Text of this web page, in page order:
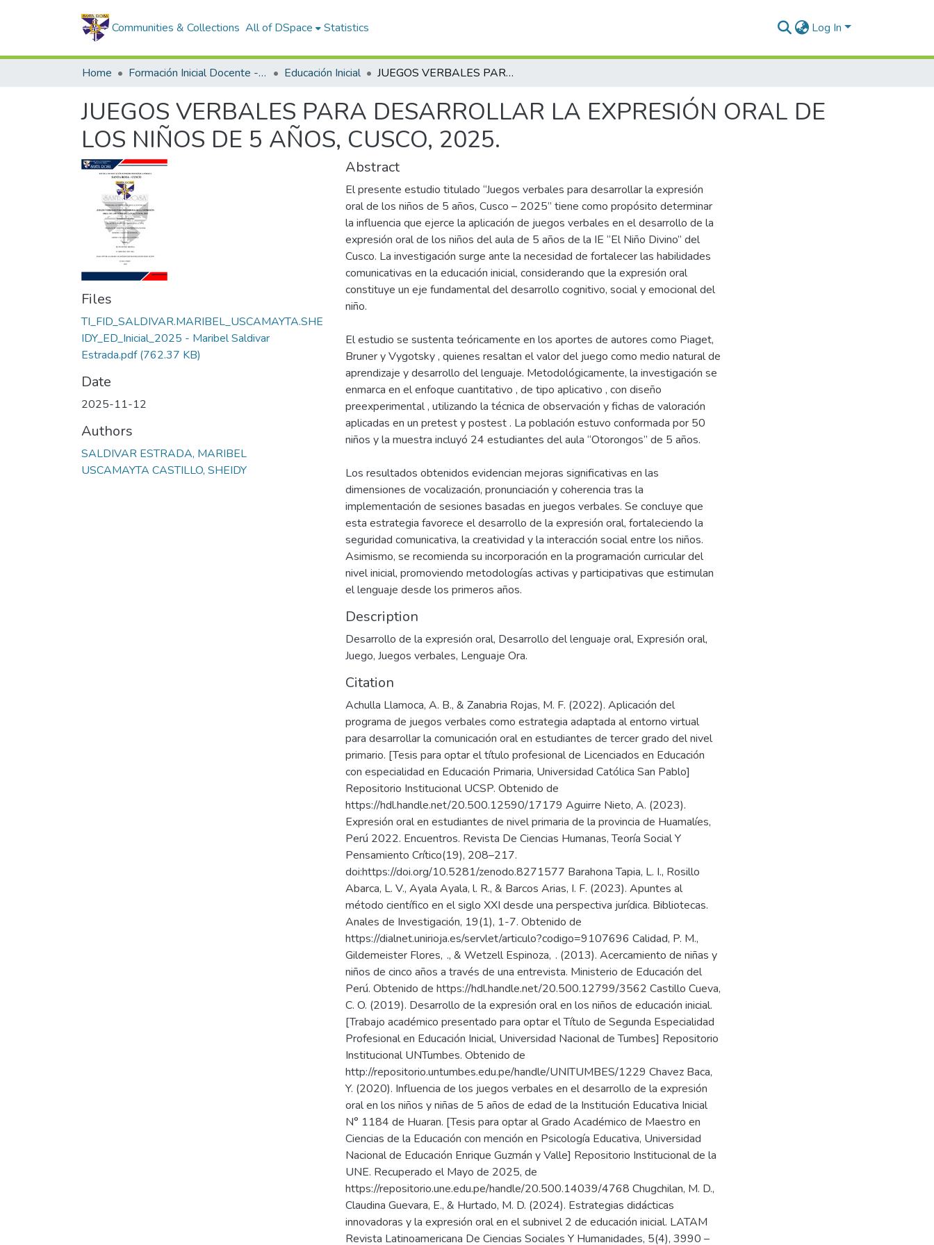
Communities & Collections All of DSpace Statistics Log In
Home Formación Inicial Docente - Trabajos de investigación Educación Inicial JUEGOS VERBALES PARA DESARROLLAR LA EXPRESIÓN ORAL DE LOS NIÑOS DE 5 AÑOS, CUSCO, 2025.
JUEGOS VERBALES PARA DESARROLLAR LA EXPRESIÓN ORAL DE
LOS NIÑOS DE 5 AÑOS, CUSCO, 2025.
Files
TI_FID_SALDIVAR.MARIBEL_USCAMAYTA.SHE
IDY_ED_Inicial_2025 - Maribel Saldivar
Estrada.pdf(762.37 KB)
Date
2025-11-12
Authors
SALDIVAR ESTRADA, MARIBEL
USCAMAYTA CASTILLO, SHEIDY
Abstract
El presente estudio titulado “Juegos verbales para desarrollar la expresión
oral de los niños de 5 años, Cusco – 2025” tiene como propósito determinar
la influencia que ejerce la aplicación de juegos verbales en el desarrollo de la
expresión oral de los niños del aula de 5 años de la IE “El Niño Divino” del
Cusco. La investigación surge ante la necesidad de fortalecer las habilidades
comunicativas en la educación inicial, considerando que la expresión oral
constituye un eje fundamental del desarrollo cognitivo, social y emocional del
niño.
El estudio se sustenta teóricamente en los aportes de autores como Piaget,
Bruner y Vygotsky , quienes resaltan el valor del juego como medio natural de
aprendizaje y desarrollo del lenguaje. Metodológicamente, la investigación se
enmarca en el enfoque cuantitativo , de tipo aplicativo , con diseño
preexperimental , utilizando la técnica de observación y fichas de valoración
aplicadas en un pretest y postest . La población estuvo conformada por 50
niños y la muestra incluyó 24 estudiantes del aula “Otorongos” de 5 años.
Los resultados obtenidos evidencian mejoras significativas en las
dimensiones de vocalización, pronunciación y coherencia tras la
implementación de sesiones basadas en juegos verbales. Se concluye que
esta estrategia favorece el desarrollo de la expresión oral, fortaleciendo la
seguridad comunicativa, la creatividad y la interacción social entre los niños.
Asimismo, se recomienda su incorporación en la programación curricular del
nivel inicial, promoviendo metodologías activas y participativas que estimulan
el lenguaje desde los primeros años.
Description
Desarrollo de la expresión oral, Desarrollo del lenguaje oral, Expresión oral,
Juego, Juegos verbales, Lenguaje Ora.
Citation
Achulla Llamoca, A. B., & Zanabria Rojas, M. F. (2022). Aplicación del
programa de juegos verbales como estrategia adaptada al entorno virtual
para desarrollar la comunicación oral en estudiantes de tercer grado del nivel
primario. [Tesis para optar el título profesional de Licenciados en Educación
con especialidad en Educación Primaria, Universidad Católica San Pablo]
Repositorio Institucional UCSP. Obtenido de
https://hdl.handle.net/20.500.12590/17179 Aguirre Nieto, A. (2023).
Expresión oral en estudiantes de nivel primaria de la provincia de Huamalíes,
Perú 2022. Encuentros. Revista De Ciencias Humanas, Teoría Social Y
Pensamiento Crítico(19), 208–217.
doi:https://doi.org/10.5281/zenodo.8271577 Barahona Tapia, L. I., Rosillo
Abarca, L. V., Ayala Ayala, l. R., & Barcos Arias, I. F. (2023). Apuntes al
método científico en el siglo XXI desde una perspectiva jurídica. Bibliotecas.
Anales de Investigación, 19(1), 1-7. Obtenido de
https://dialnet.unirioja.es/servlet/articulo?codigo=9107696 Calidad, P. M.,
Gildemeister Flores, ., & Wetzell Espinoza, . (2013). Acercamiento de niñas y
niños de cinco años a través de una entrevista. Ministerio de Educación del
Perú. Obtenido de https://hdl.handle.net/20.500.12799/3562 Castillo Cueva,
C. O. (2019). Desarrollo de la expresión oral en los niños de educación inicial.
[Trabajo académico presentado para optar el Título de Segunda Especialidad
Profesional en Educación Inicial, Universidad Nacional de Tumbes] Repositorio
Institucional UNTumbes. Obtenido de
http://repositorio.untumbes.edu.pe/handle/UNITUMBES/1229 Chavez Baca,
Y. (2020). Influencia de los juegos verbales en el desarrollo de la expresión
oral en los niños y niñas de 5 años de edad de la Institución Educativa Inicial
N° 1184 de Huaran. [Tesis para optar al Grado Académico de Maestro en
Ciencias de la Educación con mención en Psicología Educativa, Universidad
Nacional de Educación Enrique Guzmán y Valle] Repositorio Institucional de la
UNE. Recuperado el Mayo de 2025, de
https://repositorio.une.edu.pe/handle/20.500.14039/4768 Chugchilan, M. D.,
Claudina Guevara, E., & Hurtado, M. D. (2024). Estrategias didácticas
innovadoras y la expresión oral en el subnivel 2 de educación inicial. LATAM
Revista Latinoamericana De Ciencias Sociales Y Humanidades, 5(4), 3990 –